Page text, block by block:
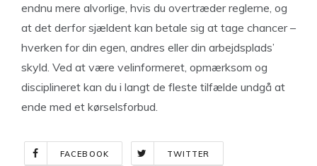
endnu mere alvorlige, hvis du overtræder reglerne, og
at det derfor sjældent kan betale sig at tage chancer –
hverken for din egen, andres eller din arbejdsplads’
skyld. Ved at være velinformeret, opmærksom og
disciplineret kan du i langt de fleste tilfælde undgå at
ende med et kørselsforbud.
FACEBOOK TWITTER